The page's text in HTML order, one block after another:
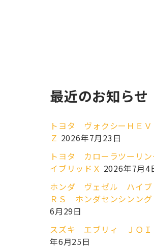
最近のお知らせ
トヨタ ヴォクシーＨＥ
Ｚ 2026年7月23日
トヨタ カローラツーリ
イブリッドＸ 2026年7月4
ホンダ ヴェゼル ハイブ
ＲＳ ホンダセンシンング
6月29日
スズキ エブリィ ＪＯＩ
年6月25日